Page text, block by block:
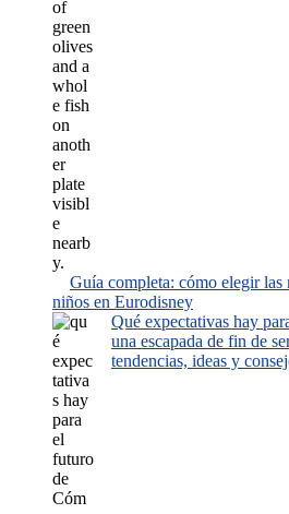
Guía completa: cómo elegir las
niños en Eurodisney
Qué expectativas hay
una escapada de fin de
tendencias, ideas y